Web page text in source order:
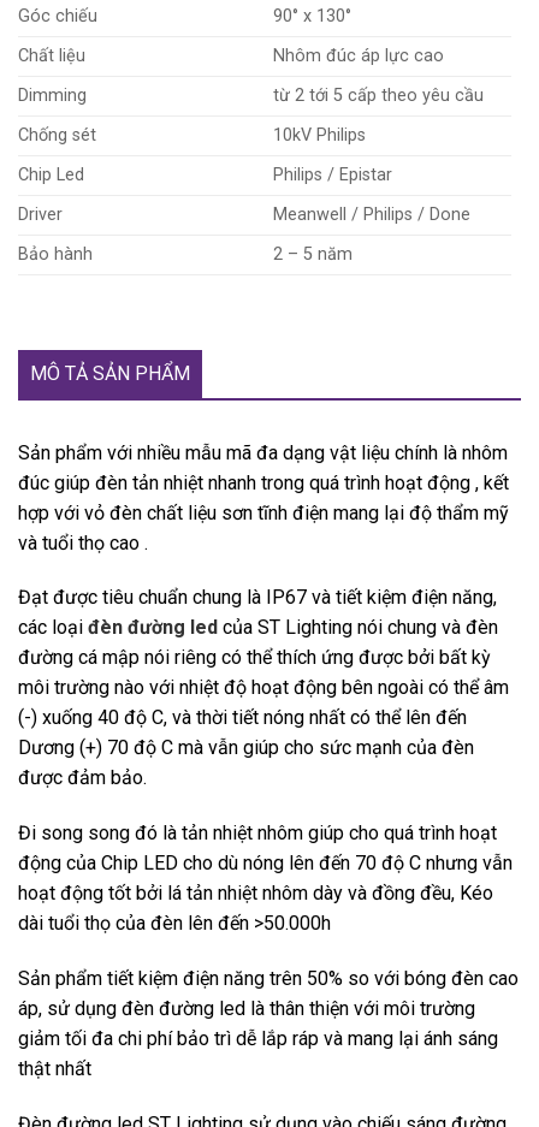
Góc chiếu
90° x 130°
Chất liệu
Nhôm đúc áp lực cao
Dimming
từ 2 tới 5 cấp theo yêu cầu
Chống sét
10kV Philips
Chip Led
Philips / Epistar
Driver
Meanwell / Philips / Done
Bảo hành
2 – 5 năm
MÔ TẢ SẢN PHẨM
Sản phẩm với nhiều mẫu mã đa dạng vật liệu chính là nhôm
đúc giúp đèn tản nhiệt nhanh trong quá trình hoạt động , kết
hợp với vỏ đèn chất liệu sơn tĩnh điện mang lại độ thẩm mỹ
và tuổi thọ cao .
Đạt được tiêu chuẩn chung là IP67 và tiết kiệm điện năng,
các loại đèn đường led của ST Lighting nói chung và đèn
đường cá mập nói riêng có thể thích ứng được bởi bất kỳ
môi trường nào với nhiệt độ hoạt động bên ngoài có thể âm
(-) xuống 40 độ C, và thời tiết nóng nhất có thể lên đến
Dương (+) 70 độ C mà vẫn giúp cho sức mạnh của đèn
được đảm bảo.
Đi song song đó là tản nhiệt nhôm giúp cho quá trình hoạt
động của Chip LED cho dù nóng lên đến 70 độ C nhưng vẫn
hoạt động tốt bởi lá tản nhiệt nhôm dày và đồng đều, Kéo
dài tuổi thọ của đèn lên đến >50.000h
Sản phẩm tiết kiệm điện năng trên 50% so với bóng đèn cao
áp, sử dụng đèn đường led là thân thiện với môi trường
giảm tối đa chi phí bảo trì dễ lắp ráp và mang lại ánh sáng
thật nhất